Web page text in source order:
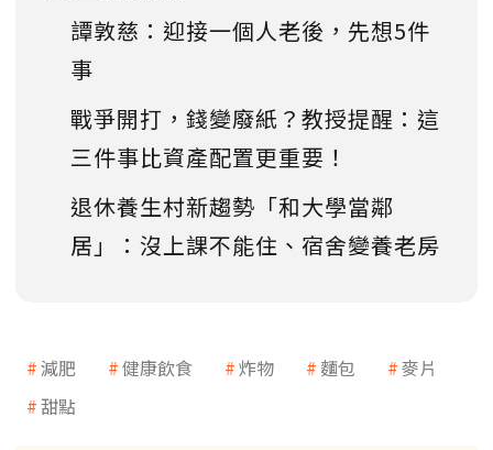
譚敦慈：迎接一個人老後，先想5件
事
戰爭開打，錢變廢紙？教授提醒：這
三件事比資產配置更重要！
退休養生村新趨勢「和大學當鄰
居」：沒上課不能住、宿舍變養老房
減肥 健康飲食 炸物 麵包
麥片
甜點